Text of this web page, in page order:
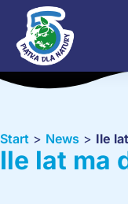
Start > News > Ile
Ile lat ma